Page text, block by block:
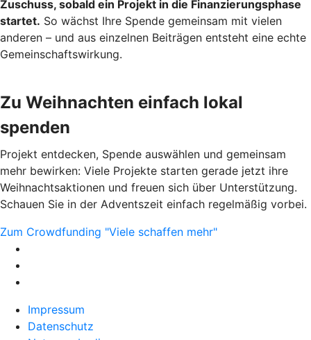
Zuschuss, sobald ein Projekt in die Finanzierungsphase
startet. So wächst Ihre Spende gemeinsam mit vielen
anderen – und aus einzelnen Beiträgen entsteht eine echte
Gemeinschaftswirkung.
Zu Weihnachten einfach lokal
spenden
Projekt entdecken, Spende auswählen und gemeinsam
mehr bewirken: Viele Projekte starten gerade jetzt ihre
Weihnachtsaktionen und freuen sich über Unterstützung.
Schauen Sie in der Adventszeit einfach regelmäßig vorbei.
Zum Crowdfunding "Viele schaffen mehr"
Impressum
Datenschutz